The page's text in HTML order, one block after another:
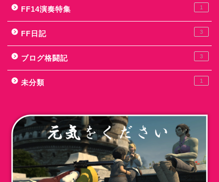
FF14演奏特集 1
FF日記 3
ブログ格闘記 3
未分類 1